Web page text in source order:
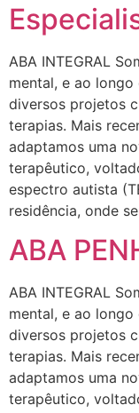
ABA INTEGRAL
mental, e ao
diversos projetos
terapias. Mais
adaptamos uma
terapêutico,
espectro autista
residência, onde
ABA
ABA INTEGRAL
mental, e ao
diversos projetos
terapias. Mais
adaptamos uma
terapêutico,